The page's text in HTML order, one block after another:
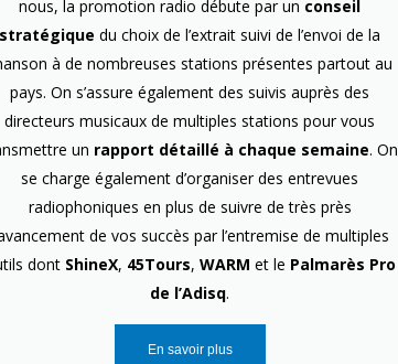
nous, la promotion radio débute par un conseil
stratégique du choix de l’extrait suivi de l’envoi de la
à de nombreuses stations présentes partout au
pays. On s’assure également des suivis auprès des
directeurs musicaux de multiples stations pour vous
un rapport détaillé à chaque semaine. On
se charge également d’organiser des entrevues
radiophoniques en plus de suivre de très près
de vos succès par l’entremise de multiples
dont ShineX, 45Tours, WARM et le Palmarès Pro
de l’Adisq.
En savoir plus